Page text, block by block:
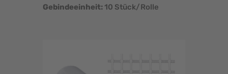
Gebindeeinheit:10 Stück/Rolle